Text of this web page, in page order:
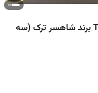
ست پیکه دونفره مدل Tziana Gri برند شاهسر ترک (سه